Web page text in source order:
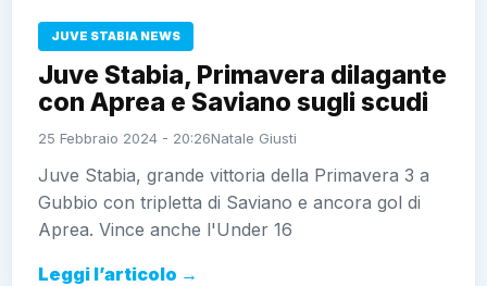
JUVE STABIA NEWS
Juve Stabia, Primavera dilagante
con Aprea e Saviano sugli scudi
25 Febbraio 2024 - 20:26Natale Giusti
Juve Stabia, grande vittoria della Primavera 3 a
Gubbio con tripletta di Saviano e ancora gol di
Aprea. Vince anche l'Under 16
Leggi l’articolo →